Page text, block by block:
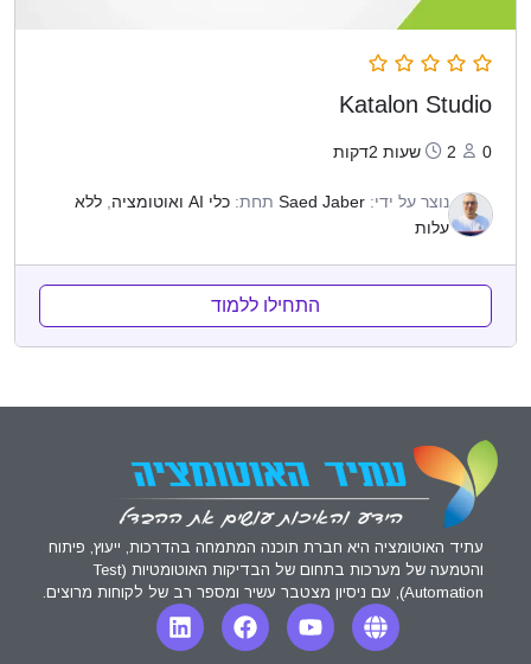
Katalon Studio
0 2שעות 2דקות
נוצר על ידי: Saed Jaber תחת: כלי AI ואוטומציה
ללא
עלות
התחילו ללמוד
עתיד האוטומציה היא חברת תוכנה המתמחה בהדרכות, ייעוץ, פיתוח
והטמעה של מערכות בתחום של הבדיקות האוטומטיות (Test
Automation), עם ניסיון מצטבר עשיר ומספר רב של לקוחות מרוצים.